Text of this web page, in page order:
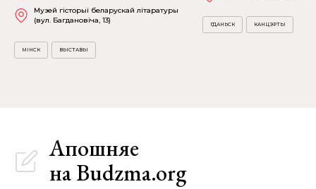
Музей гісторыі беларускай літаратуры
(вул. Багдановіча, 13)
МІНСК ВЫСТАВЫ
ГДАНЬСК КАНЦЭРТЫ
Апошняе
на Budzma.org